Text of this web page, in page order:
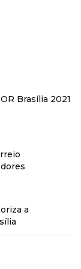
Brasília 2021
a